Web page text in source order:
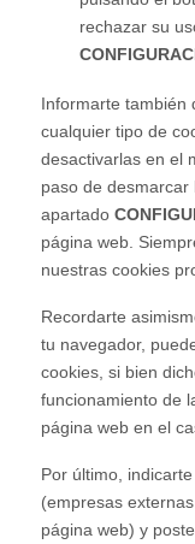
rechazar su
Informarte también
cualquier tipo de
desactivarlas en el
paso de
apartado
página web.
nuestras cookies
Recordarte
tu navegador,
cookies, si bien
funcionamiento de
página web en el
Por último,
(empresas
página web) y